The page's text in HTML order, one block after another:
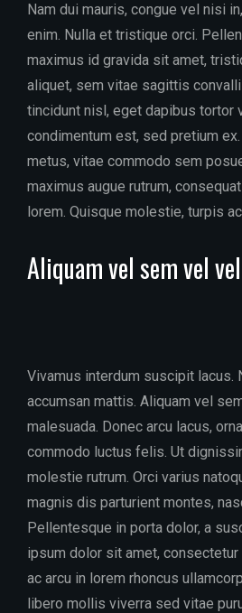
Nam dui mauris, congue vel nisi
enim. Nulla et tristique orci.
maximus id gravida sit amet,
aliquet, sem vitae sagittis
tincidunt nisl, eget dapibus tortor
condimentum est, sed pretium
metus, vitae commodo sem
maximus augue rutrum,
lorem. Quisque molestie, turpis
Aliquam vel sem vel
Vivamus interdum suscipit lacus.
accumsan mattis. Aliquam vel
malesuada. Donec arcu lacus,
commodo luctus felis. Ut
molestie rutrum. Orci varius
magnis dis parturient montes,
Pellentesque in porta dolor, a
ipsum dolor sit amet,
ac arcu in lorem rhoncus
libero mollis viverra sed vitae